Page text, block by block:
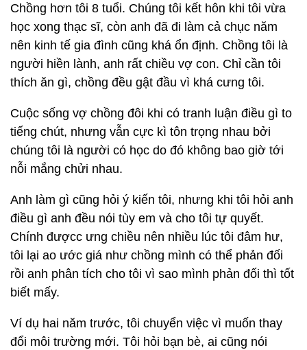
Chồng hơn tôi 8 tuổi. Chúng tôi kết hôn khi tôi vừa
học xong thạc sĩ, còn anh đã đi làm cả chục năm
nên kinh tế gia đình cũng khá ổn định. Chồng tôi là
người hiền lành, anh rất chiều vợ con. Chỉ cần tôi
thích ăn gì, chồng đều gật đầu vì khá cưng tôi.
Cuộc sống vợ chồng đôi khi có tranh luận điều gì to
tiếng chút, nhưng vẫn cực kì tôn trọng nhau bởi
chúng tôi là người có học do đó không bao giờ tới
nỗi mắng chửi nhau.
Anh làm gì cũng hỏi ý kiến tôi, nhưng khi tôi hỏi anh
điều gì anh đều nói tùy em và cho tôi tự quyết.
Chính đượcc ưng chiều nên nhiều lúc tôi đâm hư,
tôi lại ao ước giá như chồng mình có thể phản đối
rồi anh phân tích cho tôi vì sao mình phản đối thì tốt
biết mấy.
Ví dụ hai năm trước, tôi chuyển việc vì muốn thay
đổi môi trường mới. Tôi hỏi bạn bè, ai cũng nói